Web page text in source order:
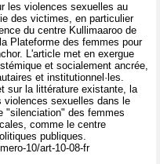
les violences sexuelles au
des victimes, en particulier
du centre Kullimaaroo de
Plateforme des femmes pour
L'article met en exergue
et socialement ancrée,
et institutionnel·les.
sur la littérature existante, la
violences sexuelles dans le
"silenciation" des femmes
comme le centre
publiques.
10/art-10-08-fr